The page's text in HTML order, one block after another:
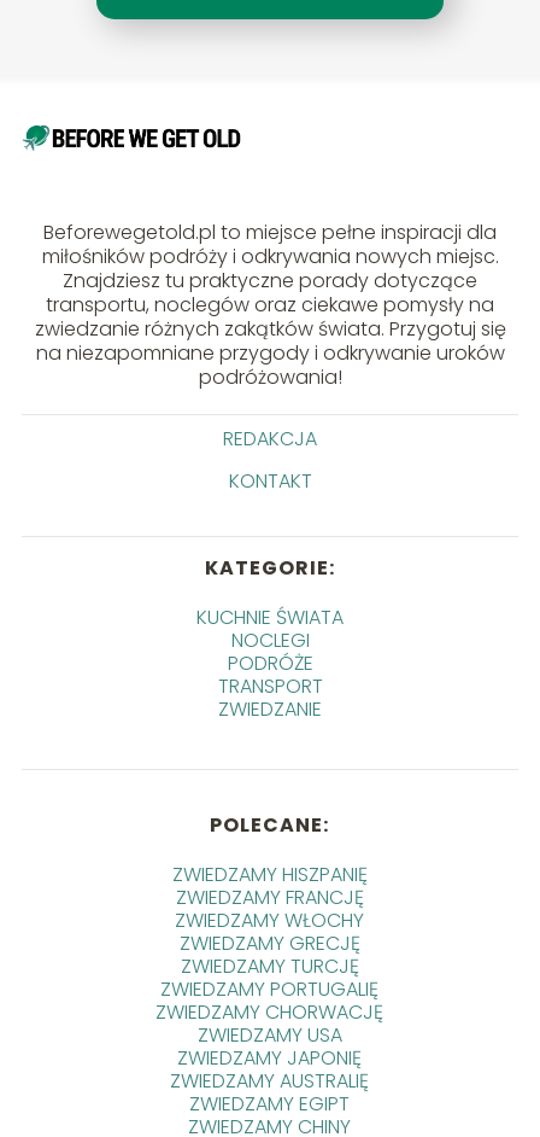
Beforewegetold.pl to miejsce pełne inspiracji dla
miłośników podróży i odkrywania nowych miejsc.
Znajdziesz tu praktyczne porady dotyczące
transportu, noclegów oraz ciekawe pomysły na
zwiedzanie różnych zakątków świata. Przygotuj się
na niezapomniane przygody i odkrywanie uroków
podróżowania!
REDAKCJA
KONTAKT
KATEGORIE:
KUCHNIE ŚWIATA
NOCLEGI
PODRÓŻE
TRANSPORT
ZWIEDZANIE
POLECANE:
ZWIEDZAMY HISZPANIĘ
ZWIEDZAMY FRANCJĘ
ZWIEDZAMY WŁOCHY
ZWIEDZAMY GRECJĘ
ZWIEDZAMY TURCJĘ
ZWIEDZAMY PORTUGALIĘ
ZWIEDZAMY CHORWACJĘ
ZWIEDZAMY USA
ZWIEDZAMY JAPONIĘ
ZWIEDZAMY AUSTRALIĘ
ZWIEDZAMY EGIPT
ZWIEDZAMY CHINY